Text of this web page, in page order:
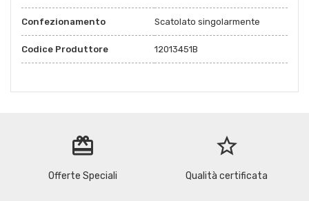
Confezionamento Scatolato singolarmente
Codice Produttore 12013451B
redeem
Offerte Speciali
star_border
Qualità certificata